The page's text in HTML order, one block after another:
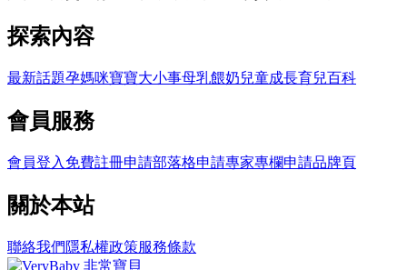
探索內容
最新話題孕媽咪寶寶大小事母乳餵奶兒童成長育兒百科
會員服務
會員登入 免費註冊申請部落格申請專家專欄申請品牌頁
關於本站
聯絡我們 隱私權政策服務條款